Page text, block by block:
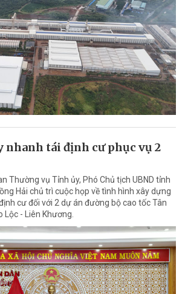
nhanh tái định cư phục vụ 2
Thường vụ Tỉnh ủy, Phó Chủ tịch UBND tỉnh
Hải chủ trì cuộc họp về tình hình xây dựng
cư đối với 2 dự án đường bộ cao tốc Tân
Lộc - Liên Khương.